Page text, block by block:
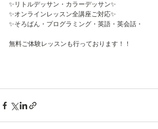
✨リトルデッサン・カラーデッサン✨
✨オンラインレッスン全講座ご対応✨
✨そろばん・プログラミング・英語・英会話・
無料ご体験レッスンも行っております！！